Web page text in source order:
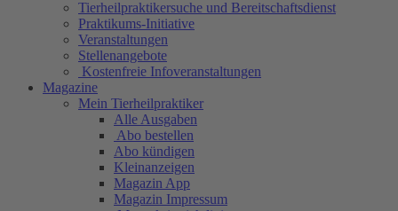
Tierheilpraktikersuche und Bereitschaftsdienst
Praktikums-Initiative
Veranstaltungen
Stellenangebote
Kostenfreie Infoveranstaltungen
Magazine
Mein Tierheilpraktiker
Alle Ausgaben
Abo bestellen
Abo kündigen
Kleinanzeigen
Magazin App
Magazin Impressum